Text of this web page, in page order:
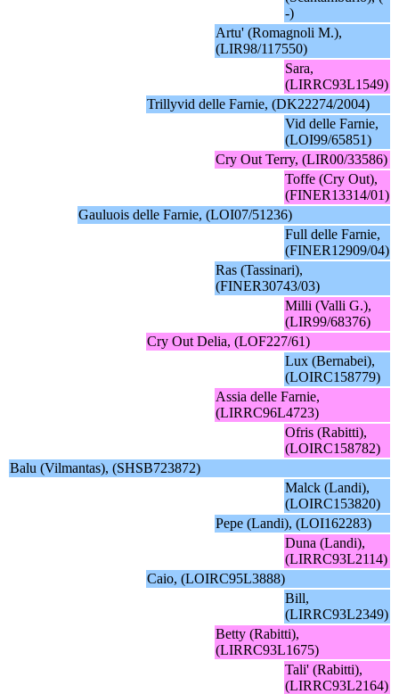
-)
Artu' (Romagnoli M.),
(LIR98/117550)
Sara,
(LIRRC93L1549)
Trillyvid delle Farnie, (DK22274/2004)
Vid delle Farnie,
(LOI99/65851)
Cry Out Terry, (LIR00/33586)
Toffe (Cry Out),
(FINER13314/01)
Gauluois delle Farnie, (LOI07/51236)
Full delle Farnie,
(FINER12909/04)
Ras (Tassinari),
(FINER30743/03)
Milli (Valli G.),
(LIR99/68376)
Cry Out Delia, (LOF227/61)
Lux (Bernabei),
(LOIRC158779)
Assia delle Farnie,
(LIRRC96L4723)
Ofris (Rabitti),
(LOIRC158782)
Balu (Vilmantas), (SHSB723872)
Malck (Landi),
(LOIRC153820)
Pepe (Landi), (LOI162283)
Duna (Landi),
(LIRRC93L2114)
Caio, (LOIRC95L3888)
Bill,
(LIRRC93L2349)
Betty (Rabitti),
(LIRRC93L1675)
Tali' (Rabitti),
(LIRRC93L2164)